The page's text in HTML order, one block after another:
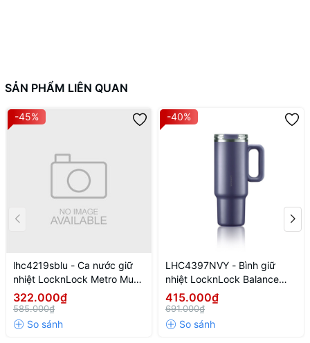
SẢN PHẨM LIÊN QUAN
-45%
lhc4219sblu - Ca nước giữ
nhiệt LocknLock Metro Mug
475ml - Màu xanh
322.000₫
585.000₫
-40%
LHC4397NVY - Bình giữ
nhiệt LocknLock Balance
grip tumbler 900ml - Màu
navy
415.000₫
691.000₫